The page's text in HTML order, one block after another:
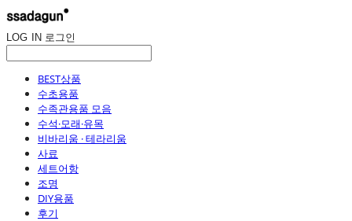
LOG IN 로그인
BEST상품
수초용품
수족관용품 모음
수석·모래·유목
비바리움 · 테라리움
사료
세트어항
조명
DIY용품
후기